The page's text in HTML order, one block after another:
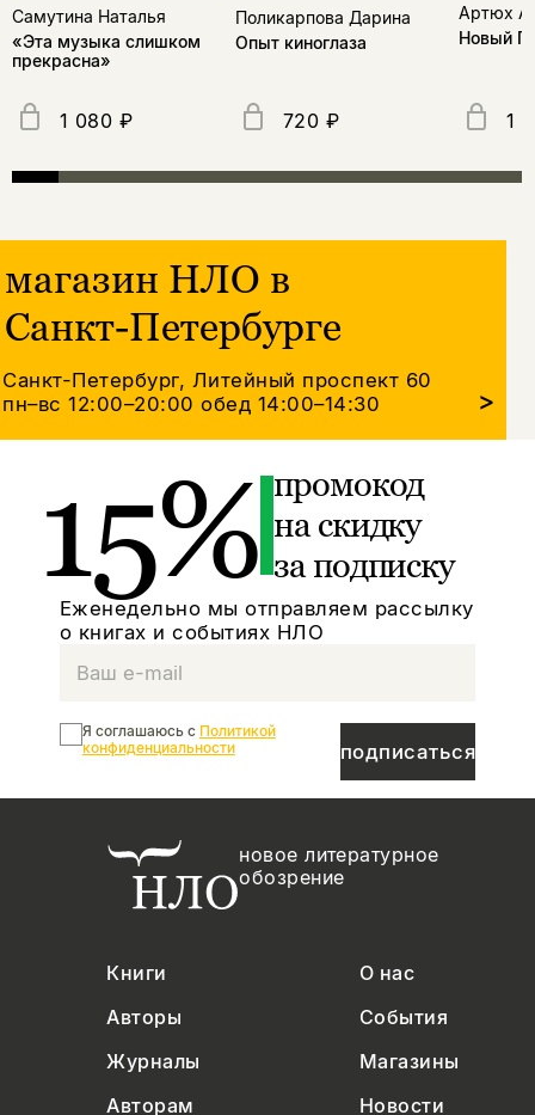
Самутина Наталья
«Эта музыка слишком
прекрасна»
1 080 ₽
Поликарпова Дарина
Опыт киноглаза
720 ₽
Артюх
Новый
1
магазин НЛО в
Санкт-Петербурге
Санкт-Петербург, Литейный проспект 60
пн–вс 12:00–20:00обед 14:00–14:30 >
15% промокод
на скидку
за подписку
Еженедельно мы отправляем рассылку
о книгах и событиях НЛО
подписаться
Я соглашаюсь с Политикой
конфиденциальности
новое литературное
обозрение
Книги
О нас
Авторы
События
Журналы
Магазины
Авторам
Новости